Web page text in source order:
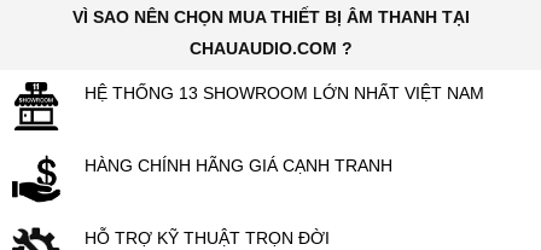
VÌ SAO NÊN CHỌN MUA THIẾT BỊ ÂM THANH TẠI
CHAUAUDIO.COM ?
HỆ THỐNG 13 SHOWROOM LỚN NHẤT VIỆT NAM
HÀNG CHÍNH HÃNG GIÁ CẠNH TRANH
HỖ TRỢ KỸ THUẬT TRỌN ĐỜI